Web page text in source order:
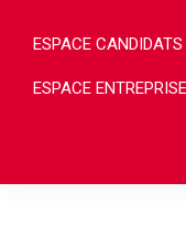
ESPACE CANDIDATS
ESPACE